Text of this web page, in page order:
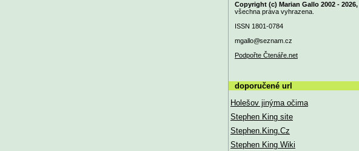
Copyright (c) Marian Gallo 2002 - 2026,
všechna práva vyhrazena.
ISSN 1801-0784
mgallo@seznam.cz
Podpořte Čtenáře.net
doporučené url
Holešov jinýma očima
Stephen King site
Stephen.King.Cz
Stephen King Wiki